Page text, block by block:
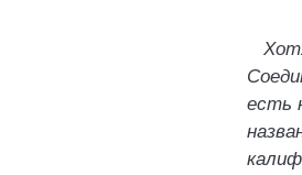
есть